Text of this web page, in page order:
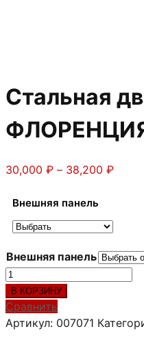
Стальная
30,000 ₽ – 38,200 ₽
Внешняя панель
Внешняя панель
Количество
товара
Стальная
дверь
В КОРЗИНУ
Сравнить
Артикул: 007071